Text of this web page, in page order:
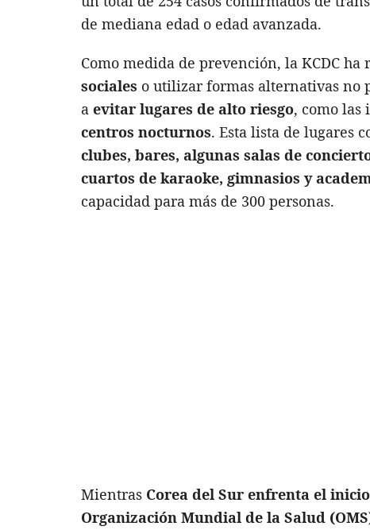
de mediana edad o edad avanzada.
Como medida de prevención, la KCDC ha
sociales o utilizar formas alternativas no
a evitar lugares de alto riesgo, como las
centros nocturnos. Esta lista de lugares
clubes, bares, algunas salas de
cuartos de karaoke, gimnasios y
capacidad para más de 300 personas.
Mientras Corea del Sur enfrenta el
Organización Mundial de la Salud